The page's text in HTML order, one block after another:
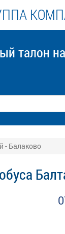
талон
- Балаково